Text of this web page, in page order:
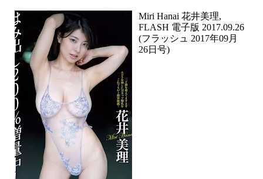
Miri Hanai 花井美理,
FLASH 電子版 2017.09.26
(フラッシュ 2017年09月
26日号)